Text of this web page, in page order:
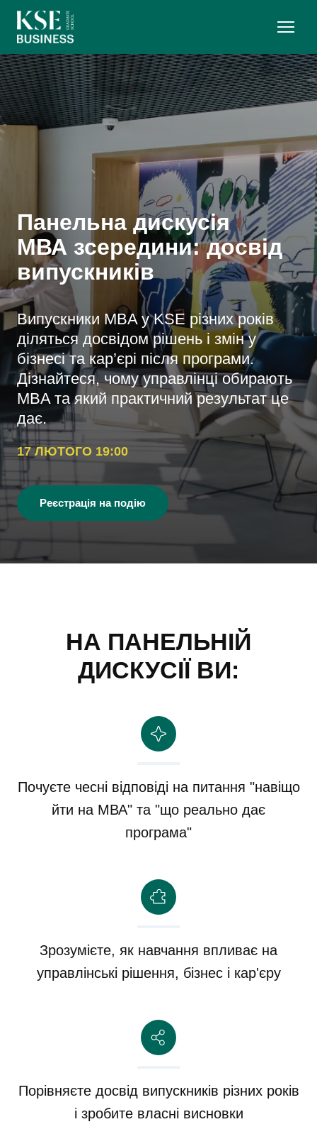
Панельна дискусія
МВА зсередини: досвід
випускників
Випускники MBA у KSE різних років
діляться досвідом рішень і змін у
бізнесі та кар’єрі після програми.
Дізнайтеся, чому управлінці обирають
MBA та який практичний результат це
дає.
17 ЛЮТОГО 19:00
Реєстрація на подію
НА ПАНЕЛЬНІЙ
ДИСКУСІЇ ВИ:
Почуєте чесні відповіді на питання "навіщо
йти на МВА" та "що реально дає
програма"
Зрозумієте, як навчання впливає на
управлінські рішення, бізнес і кар'єру
Порівняєте досвід випускників різних років
і зробите власні висновки